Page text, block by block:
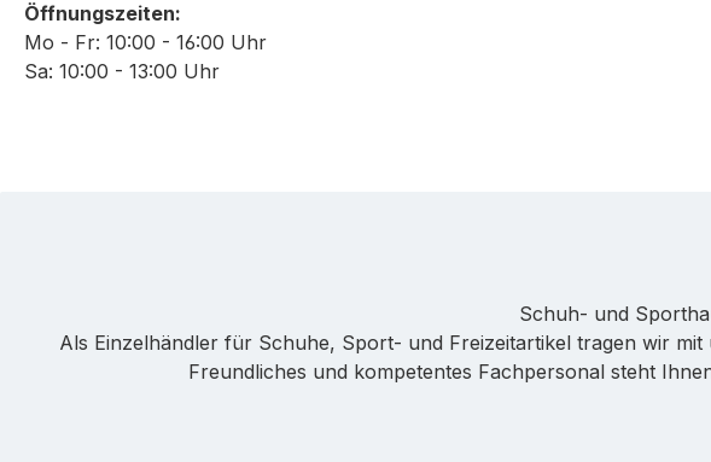
Öffnungszeiten:
Mo - Fr: 10:00 - 16:00 Uhr
Sa: 10:00 - 13:00 Uhr
Schuh- und
Als Einzelhändler für Schuhe, Sport- und Freizeitartikel tragen wir
Freundliches und kompetentes Fachpersonal steht